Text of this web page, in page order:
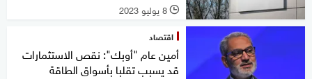
l 8 يوليو 2023
اقتصاد
أمين عام "أوبك": نقص الاستثمارات
قد يسبب تقلبا بأسواق الطاقة